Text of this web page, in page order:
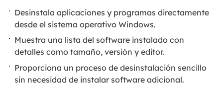
Desinstala aplicaciones y programas directamente
desde el sistema operativo Windows.
Muestra una lista del software instalado con
detalles como tamaño, versión y editor.
Proporciona un proceso de desinstalación sencillo
sin necesidad de instalar software adicional.